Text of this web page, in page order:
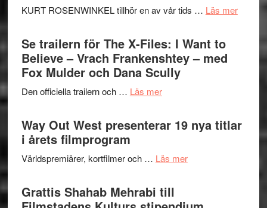
Folkets
–
en
KURT ROSENWINKEL tillhör en av vår tids … Läs merom
Se trailern för The X-Files: I Want to
Believe – Vrach Frankenshtey – med
Fox Mulder och Dana Scully
Den officiella trailern och … Läs merom
trailern
för
X-
I
Want
Way Out West presenterar 19 nya titlar
i årets filmprogram
Världspremiärer, kortfilmer och … Läs merom
Grattis Shahab Mehrabi till